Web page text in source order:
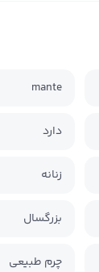
mante
دارد
زنانه
بزرگسال
چرم طبیعی